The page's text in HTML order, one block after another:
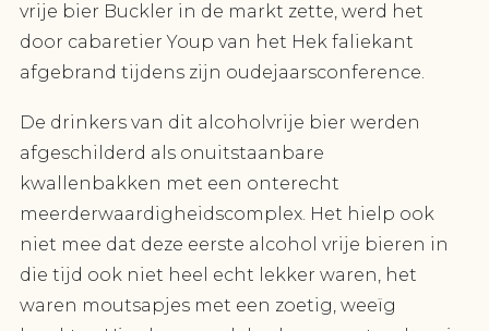
vrije bier Buckler in de markt zette, werd het
door cabaretier Youp van het Hek faliekant
afgebrand tijdens zijn oudejaarsconference.
De drinkers van dit alcoholvrije bier werden
afgeschilderd als onuitstaanbare
kwallenbakken met een onterecht
meerderwaardigheidscomplex. Het hielp ook
niet mee dat deze eerste alcohol vrije bieren in
die tijd ook niet heel echt lekker waren, het
waren moutsapjes met een zoetig, weeïg